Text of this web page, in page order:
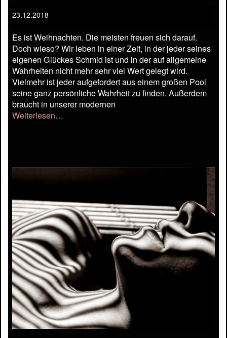
23.12.2018
Es ist Weihnachten. Die meisten freuen sich darauf.
Doch wieso? Wir leben in einer Zeit, in der jeder seines
eigenen Glückes Schmid ist und in der auf allgemeine
Wahrheiten nicht mehr sehr viel Wert gelegt wird.
Vielmehr ist jeder aufgefordert aus einem großen Pool
seine ganz persönliche Wahrheit zu finden. Außerdem
braucht in unserer modernen
Weiterlesen…